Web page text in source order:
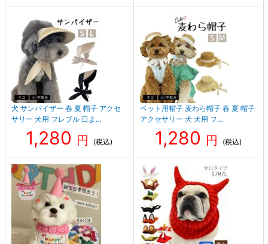
犬 サンバイザー 春 夏 帽子 アクセ
サリー 犬用 フレブル 日よ…
1,280 円 (税込)
ペット用帽子 麦わら帽子 春 夏 帽子
アクセサリー 犬 犬用 フ…
1,280 円 (税込)